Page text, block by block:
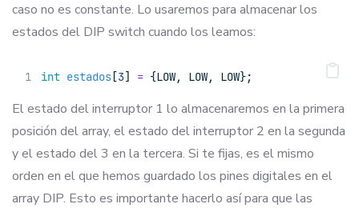
caso no es constante. Lo usaremos para almacenar los
estados del DIP switch cuando los leamos:
int estados [3] = {LOW, LOW, LOW};
El estado del interruptor 1 lo almacenaremos en la primera
posición del array, el estado del interruptor 2 en la segunda
y el estado del 3 en la tercera. Si te fijas, es el mismo
orden en el que hemos guardado los pines digitales en el
array DIP. Esto es importante hacerlo así para que las